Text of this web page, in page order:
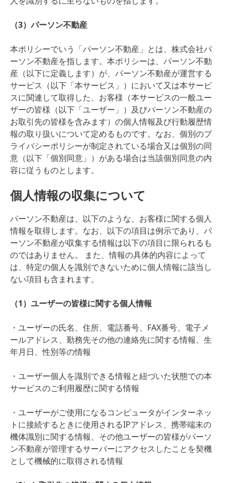
（3）パーソン不動産
本ポリシーでいう「パーソン不動産」とは、株式会社パ
ーソン不動産を指します。本ポリシーは、パーソン不動
産（以下に定義します）が、パーソン不動産が運営する
サービス（以下「本サービス」）において又は本サービ
スに関連して取得した、お客様（本サービスの一般ユー
ザーの皆様（以下「ユーザー」）及びパーソン不動産の
お取引先の皆様を含みます）の個人情報及び行動履歴情
報の取り扱いについて定めるものです。なお、個別のプ
ライバシーポリシーが制定されている場合又は個別の同
意（以下「個別同意」）がある場合は当該個別同意の内
容に従うものとします。
個人情報の収集について
パーソン不動産は、以下のような、お客様に関する個人
情報を取得します。なお、以下の項目は例示であり、パ
ーソン不動産が収集する情報は以下の項目に限られるも
のではありません。 また、情報の具体的内容によって
は、特定の個人を識別できないために個人情報に該当し
ない項目も含まれます。
（1）ユーザーの皆様に関する個人情報
・ユーザーの氏名、住所、電話番号、FAX番号、電子メ
ールアドレス、勤務先その他の連絡先に関する情報、生
年月日、性別等の情報
・ユーザー個人を識別できる情報と紐づいた状態での本
サービスのご利用履歴に関する情報
・ユーザーがご使用になるコンピュータがインターネッ
トに接続するときに使用されるIPアドレス、携帯端末の
機体識別に関する情報、その他ユーザーの皆様がパーソ
ン不動産が管理するサーバーにアクセスしたことを契機
として機械的に取得される情報